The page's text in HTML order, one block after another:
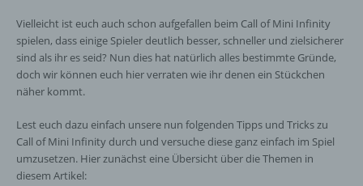
Vielleicht ist euch auch schon aufgefallen beim Call of Mini Infinity
spielen, dass einige Spieler deutlich besser, schneller und zielsicherer
sind als ihr es seid? Nun dies hat natürlich alles bestimmte Gründe,
doch wir können euch hier verraten wie ihr denen ein Stückchen
näher kommt.
Lest euch dazu einfach unsere nun folgenden Tipps und Tricks zu
Call of Mini Infinity durch und versuche diese ganz einfach im Spiel
umzusetzen. Hier zunächst eine Übersicht über die Themen in
diesem Artikel: